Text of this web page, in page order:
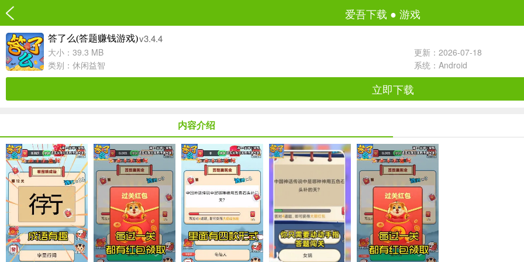
爱吾下载 ● 游戏
答了么(答题赚钱游戏)v3.4.4
大小：39.3 MB
更新：2026-07-18
类别： 休闲益智 系统：Android
立即下载
内容介绍